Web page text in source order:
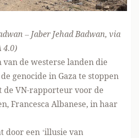
– Jaber Jehad Badwan, via
4.0)
de westerse landen die
genocide in Gaza te stoppen
de VN-rapporteur voor de
Francesca Albanese, in haar
door een ‘illusie van